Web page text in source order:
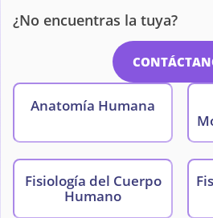
¿No encuentras la tuya?
Anatomía Humana
Fisiología del Cuerpo
Humano